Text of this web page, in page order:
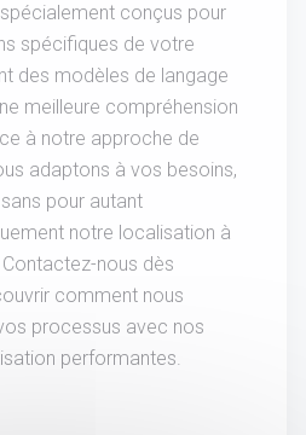
conçus pour
spécifiques de votre
des modèles de langage
meilleure compréhension
à notre approche de
adaptons à vos besoins,
pour autant
notre localisation à
nous dès
comment nous
processus avec nos
performantes.